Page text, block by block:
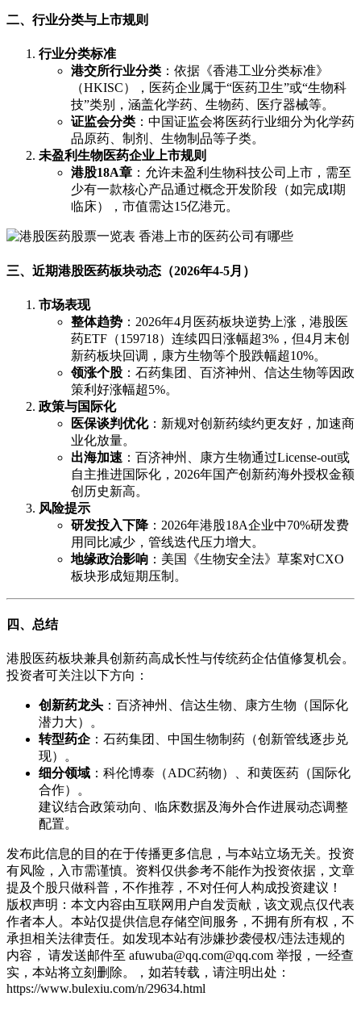
二、行业分类与上市规则
行业分类标准
港交所行业分类 ：依据《香港工业分类标准》
（HKISC），医药企业属于“医药卫生”或“生物科
技”类别，涵盖化学药、生物药、医疗器械等。
证监会分类 ：中国证监会将医药行业细分为化学药
品原药、制剂、生物制品等子类。
未盈利生物医药企业上市规则
港股18A章 ：允许未盈利生物科技公司上市，需至
少有一款核心产品通过概念开发阶段（如完成I期
临床），市值需达15亿港元。
三、近期港股医药板块动态（2026年4-5月）
市场表现
整体趋势 ：2026年4月医药板块逆势上涨，港股医
药ETF（159718）连续四日涨幅超3%，但4月末创
新药板块回调，康方生物等个股跌幅超10%。
领涨个股 ：石药集团、百济神州、信达生物等因政
策利好涨幅超5%。
政策与国际化
医保谈判优化：新规对创新药续约更友好，加速商
业化放量。
出海加速 ：百济神州、康方生物通过License-out或
自主推进国际化，2026年国产创新药海外授权金额
创历史新高。
风险提示
研发投入下降：2026年港股18A企业中70%研发费
用同比减少，管线迭代压力增大。
地缘政治影响 ：美国《生物安全法》草案对CXO
板块形成短期压制。
四、总结
港股医药板块兼具创新药高成长性与传统药企估值修复机会。
投资者可关注以下方向：
创新药龙头 ：百济神州、信达生物、康方生物（国际化
潜力大）。
转型药企：石药集团、中国生物制药（创新管线逐步兑
现）。
细分领域 ：科伦博泰（ADC药物）、和黄医药（国际化
合作）。
建议结合政策动向、临床数据及海外合作进展动态调整
配置。
发布此信息的目的在于传播更多信息，与本站立场无关。投资
有风险，入市需谨慎。资料仅供参考不能作为投资依据，文章
提及个股只做科普，不作推荐，不对任何人构成投资建议！
版权声明：本文内容由互联网用户自发贡献，该文观点仅代表
作者本人。本站仅提供信息存储空间服务，不拥有所有权，不
承担相关法律责任。如发现本站有涉嫌抄袭侵权/违法违规的
内容， 请发送邮件至 afuwuba@qq.com@qq.com 举报，一经查
实，本站将立刻删除。，如若转载，请注明出处：
https://www.bulexiu.com/n/29634.html